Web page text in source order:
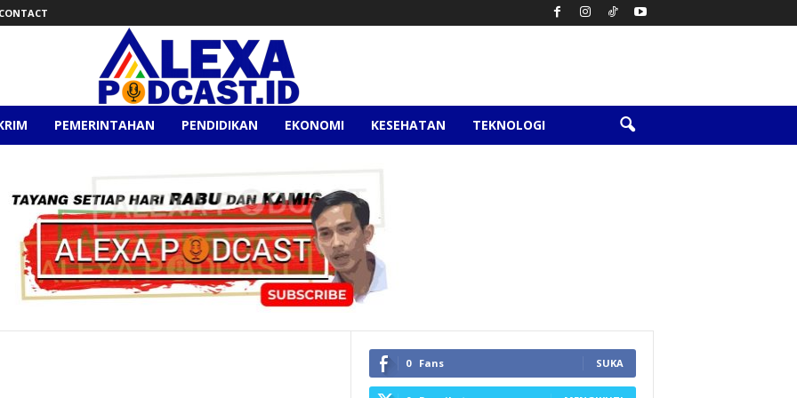
CONTACT
PEMERINTAHAN PENDIDIKAN EKONOMI KESEHATAN TEKNOLOGI
0 Fans SUKA